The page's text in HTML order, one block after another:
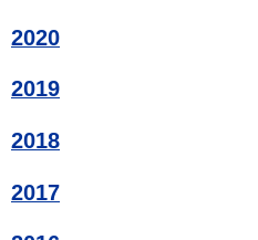
2020
2019
2018
2017